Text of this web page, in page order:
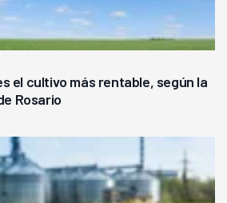
el cultivo más rentable, según la
Rosario